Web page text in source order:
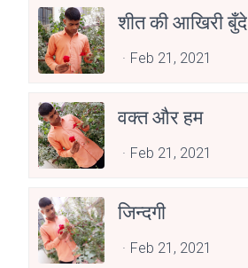
शीत की आखिरी बुँदे
Feb 21, 2021
वक्त और हम
Feb 21, 2021
जिन्दगी
Feb 21, 2021